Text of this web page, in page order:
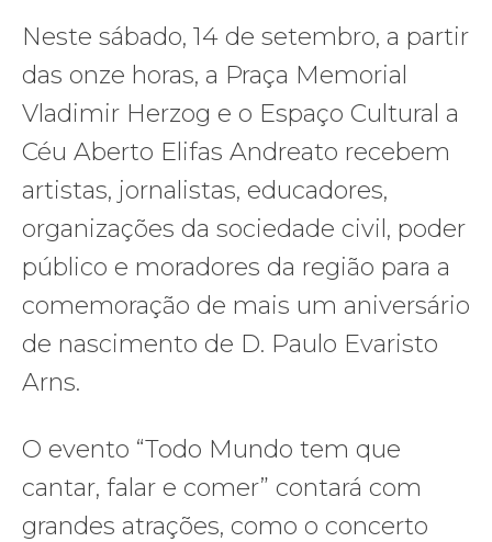
Neste sábado, 14 de setembro, a partir
das onze horas, a Praça Memorial
Vladimir Herzog e o Espaço Cultural a
Céu Aberto Elifas Andreato recebem
artistas, jornalistas, educadores,
organizações da sociedade civil, poder
público e moradores da região para a
comemoração de mais um aniversário
de nascimento de D. Paulo Evaristo
Arns.
O evento “Todo Mundo tem que
cantar, falar e comer” contará com
grandes atrações, como o concerto